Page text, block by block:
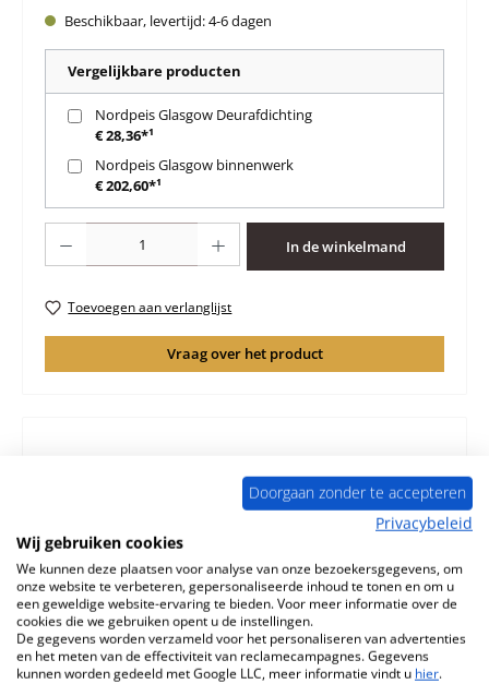
Beschikbaar, levertijd: 4-6 dagen
Vergelijkbare producten
Nordpeis Glasgow Deurafdichting
€ 28,36*¹
Nordpeis Glasgow binnenwerk
€ 202,60*¹
Producthoeveelheid: Voer de gewenste hoeveelheid in of gebruik de
In de winkelmand
Toevoegen aan verlanglijst
Vraag over het product
Origineel Glasruit voor de Houtkachel Nordpeis Glasgow
Nordpeis Glasgow Glasruit Kerngegevens: glaskeramiek,
venster Mate…Meer
Eigenschappen
Informatie over productveiligheid
Doorgaan zonder te accepteren
Privacybeleid
Wij gebruiken cookies
We kunnen deze plaatsen voor analyse van onze bezoekersgegevens, om
onze website te verbeteren, gepersonaliseerde inhoud te tonen en om u
een geweldige website-ervaring te bieden. Voor meer informatie over de
cookies die we gebruiken opent u de instellingen.
De gegevens worden verzameld voor het personaliseren van advertenties
en het meten van de effectiviteit van reclamecampagnes. Gegevens
kunnen worden gedeeld met Google LLC, meer informatie vindt u hier.